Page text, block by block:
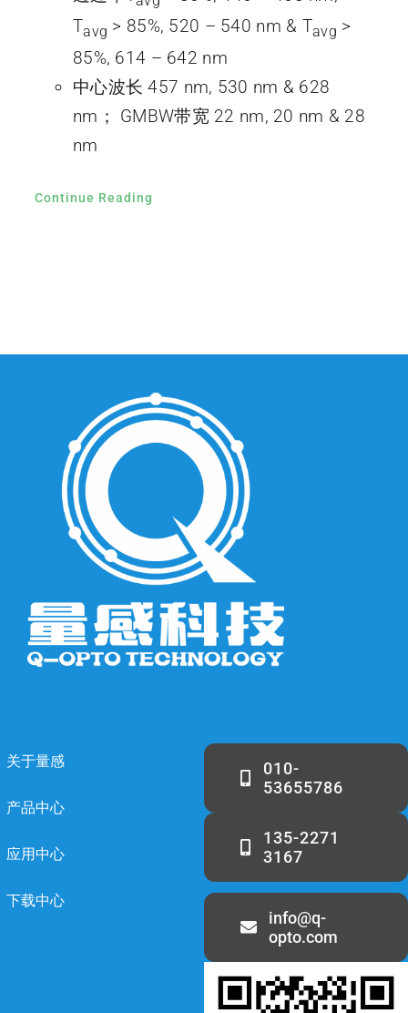
Tavg > 85%, 520 – 540 nm & Tavg >
85%, 614 – 642 nm
中心波长 457 nm, 530 nm & 628
nm； GMBW带宽 22 nm, 20 nm & 28
nm
Continue Reading
关于量感
产品中心
应用中心
下载中心
010-
53655786
135-2271
3167
info@q-
opto.com